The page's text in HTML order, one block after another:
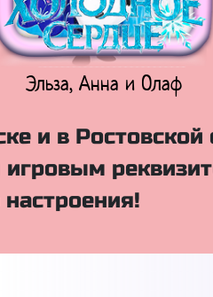
Эльза, Анна и Олаф
и в Ростовской